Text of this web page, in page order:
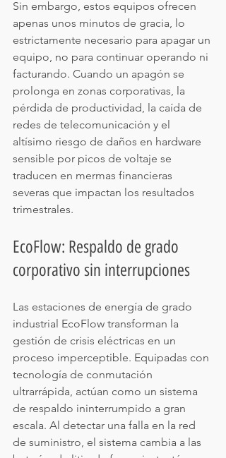
Sin embargo, estos equipos ofrecen
apenas unos minutos de gracia, lo
estrictamente necesario para apagar un
equipo, no para continuar operando ni
facturando. Cuando un apagón se
prolonga en zonas corporativas, la
pérdida de productividad, la caída de
redes de telecomunicación y el
altísimo riesgo de daños en hardware
sensible por picos de voltaje se
traducen en mermas financieras
severas que impactan los resultados
trimestrales.
EcoFlow: Respaldo de grado
corporativo sin interrupciones
Las estaciones de energía de grado
industrial EcoFlow transforman la
gestión de crisis eléctricas en un
proceso imperceptible. Equipadas con
tecnología de conmutación
ultrarrápida, actúan como un sistema
de respaldo ininterrumpido a gran
escala. Al detectar una falla en la red
de suministro, el sistema cambia a las